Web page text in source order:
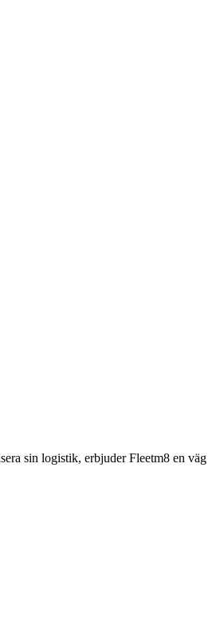
sin logistik, erbjuder Fleetm8 en väg